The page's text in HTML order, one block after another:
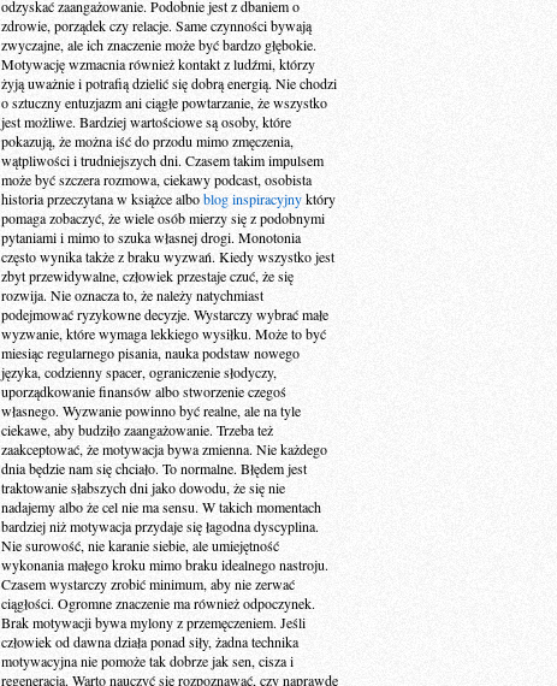
odzyskać zaangażowanie. Podobnie jest z dbaniem o
zdrowie, porządek czy relacje. Same czynności bywają
zwyczajne, ale ich znaczenie może być bardzo głębokie.
Motywację wzmacnia również kontakt z ludźmi, którzy
żyją uważnie i potrafią dzielić się dobrą energią. Nie chodzi
o sztuczny entuzjazm ani ciągłe powtarzanie, że wszystko
jest możliwe. Bardziej wartościowe są osoby, które
pokazują, że można iść do przodu mimo zmęczenia,
wątpliwości i trudniejszych dni. Czasem takim impulsem
może być szczera rozmowa, ciekawy podcast, osobista
historia przeczytana w książce alboblog inspiracyjnyktóry
pomaga zobaczyć, że wiele osób mierzy się z podobnymi
pytaniami i mimo to szuka własnej drogi. Monotonia
często wynika także z braku wyzwań. Kiedy wszystko jest
zbyt przewidywalne, człowiek przestaje czuć, że się
rozwija. Nie oznacza to, że należy natychmiast
podejmować ryzykowne decyzje. Wystarczy wybrać małe
wyzwanie, które wymaga lekkiego wysiłku. Może to być
miesiąc regularnego pisania, nauka podstaw nowego
języka, codzienny spacer, ograniczenie słodyczy,
uporządkowanie finansów albo stworzenie czegoś
własnego. Wyzwanie powinno być realne, ale na tyle
ciekawe, aby budziło zaangażowanie. Trzeba też
zaakceptować, że motywacja bywa zmienna. Nie każdego
dnia będzie nam się chciało. To normalne. Błędem jest
traktowanie słabszych dni jako dowodu, że się nie
nadajemy albo że cel nie ma sensu. W takich momentach
bardziej niż motywacja przydaje się łagodna dyscyplina.
Nie surowość, nie karanie siebie, ale umiejętność
wykonania małego kroku mimo braku idealnego nastroju.
Czasem wystarczy zrobić minimum, aby nie zerwać
ciągłości. Ogromne znaczenie ma również odpoczynek.
Brak motywacji bywa mylony z przemęczeniem. Jeśli
człowiek od dawna działa ponad siły, żadna technika
motywacyjna nie pomoże tak dobrze jak sen, cisza i
regeneracja. Warto nauczyć się rozpoznawać, czy naprawdę